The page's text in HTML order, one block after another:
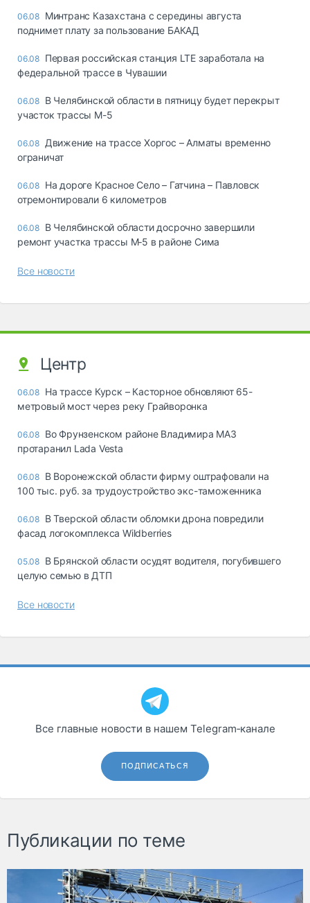
06.08 Минтранс Казахстана с середины августа
поднимет плату за пользование БАКАД
06.08 Первая российская станция LTE заработала на
федеральной трассе в Чувашии
06.08 В Челябинской области в пятницу будет перекрыт
участок трассы М-5
06.08 Движение на трассе Хоргос – Алматы временно
ограничат
06.08 На дороге Красное Село – Гатчина – Павловск
отремонтировали 6 километров
06.08 В Челябинской области досрочно завершили
ремонт участка трассы М‑5 в районе Сима
Все новости
Центр
06.08 На трассе Курск – Касторное обновляют 65-
метровый мост через реку Грайворонка
06.08 Во Фрунзенском районе Владимира МАЗ
протаранил Lada Vesta
06.08 В Воронежской области фирму оштрафовали на
100 тыс. руб. за трудоустройство экс-таможенника
06.08 В Тверской области обломки дрона повредили
фасад логокомплекса Wildberries
05.08 В Брянской области осудят водителя, погубившего
целую семью в ДТП
Все новости
Все главные новости в нашем Telegram‑канале
ПОДПИСАТЬСЯ
Публикации по теме